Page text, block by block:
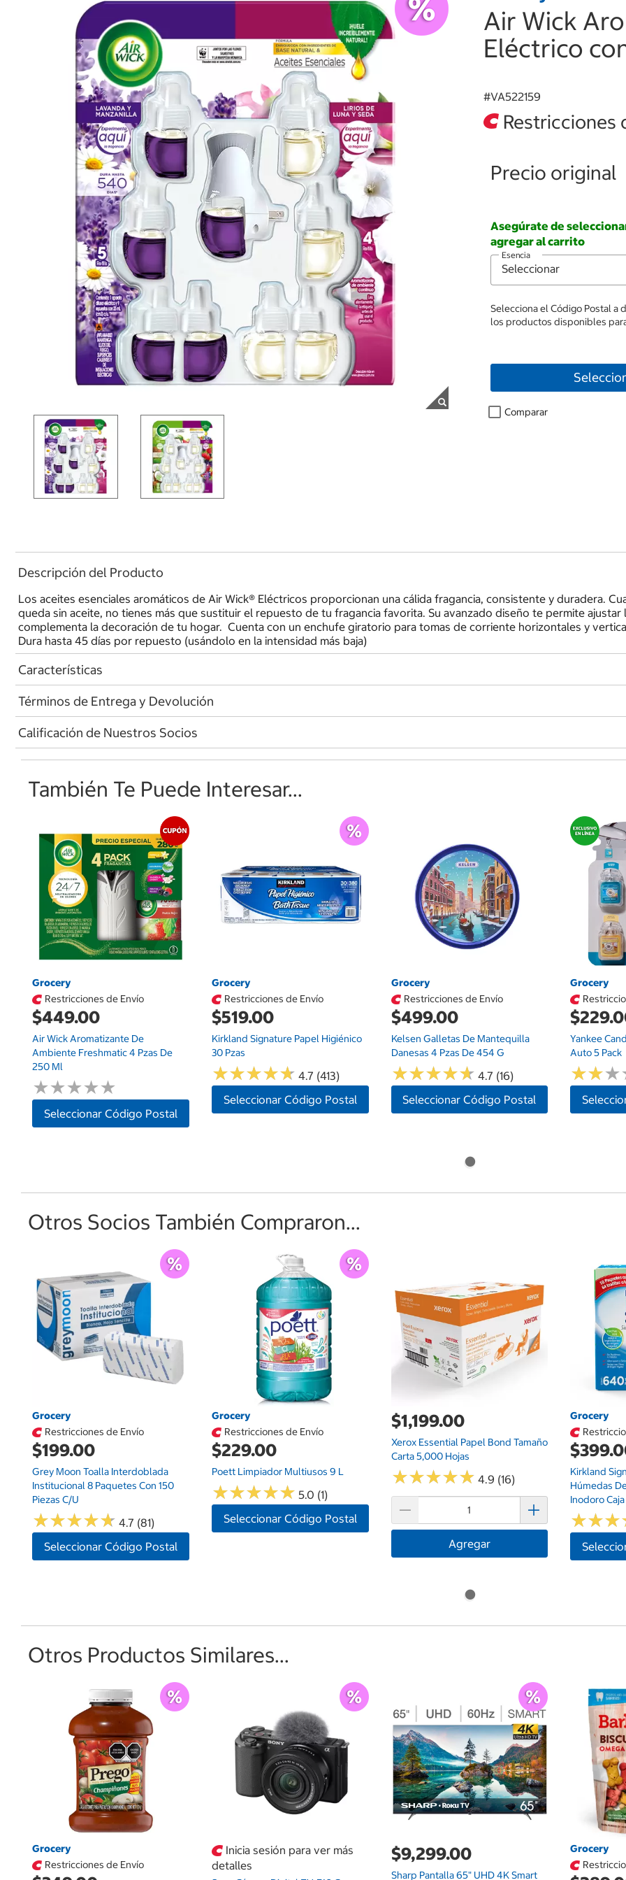
Air Wick
Eléctrico
#VA522159
Restricciones
Precio original
Asegúrate de
agregar al carrito
Esencia
Selecciona el Código Postal a
los productos disponibles
Comparar
Descripción del Producto
Los aceites esenciales aromáticos de Air Wick® Eléctricos proporcionan una cálida fragancia, consistente y duradera.
queda sin aceite, no tienes más que sustituir el repuesto de tu fragancia favorita. Su avanzado diseño te permite
complementa la decoración de tu hogar. Cuenta con un enchufe giratorio para tomas de corriente horizontales y
Dura hasta 45 días por repuesto (usándolo en la intensidad más baja)
Características
Términos de Entrega y Devolución
Calificación de Nuestros Socios
También Te Puede Interesar...
Grocery
Restricciones de Envío
$449.00
Air Wick Aromatizante De
Ambiente Freshmatic 4 Pzas De
250 Ml
★★★★★
★★★★★
Seleccionar Código Postal
Grocery
Restricciones de Envío
$519.00
Kirkland Signature Papel Higiénico
30 Pzas
★★★★★
★★★★★ 4.7 (413)
Seleccionar Código Postal
Grocery
Restricciones de Envío
$499.00
Kelsen Galletas De Mantequilla
Danesas 4 Pzas De 454 G
★★★★★
★★★★★ 4.7 (16)
Seleccionar Código Postal
Grocery
Yankee
Auto 5 Pack
★★★
★★★
Otros Socios También Compraron...
Grocery
Restricciones de Envío
$199.00
Grey Moon Toalla Interdoblada
Institucional 8 Paquetes Con 150
Piezas C/u
★★★★★
★★★★★ 4.7 (81)
Seleccionar Código Postal
Grocery
Restricciones de Envío
$229.00
Poett Limpiador Multiusos 9 L
★★★★★
★★★★★ 5.0 (1)
Seleccionar Código Postal
$1,199.00
Xerox Essential Papel Bond Tamaño
Carta 5,000 Hojas
★★★★★
★★★★★ 4.9 (16)
Agregar
Grocery
Kirkland
Húmedas
Inodoro
★★★
★★★
Otros Productos Similares...
Grocery
Restricciones de Envío
Inicia sesión para ver más
detalles
$9,299.00
Sharp Pantalla 65" UHD 4K Smart
Grocery